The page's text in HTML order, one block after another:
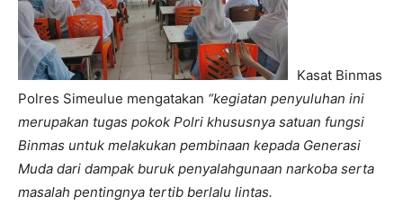
Kasat Binmas
Polres Simeulue mengatakan “kegiatan penyuluhan ini
merupakan tugas pokok Polri khususnya satuan fungsi
Binmas untuk melakukan pembinaan kepada Generasi
Muda dari dampak buruk penyalahgunaan narkoba serta
masalah pentingnya tertib berlalu lintas.